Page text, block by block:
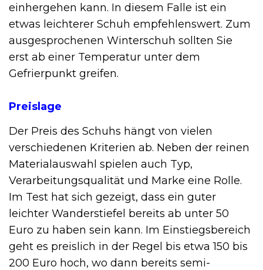
einhergehen kann. In diesem Falle ist ein
etwas leichterer Schuh empfehlenswert. Zum
ausgesprochenen Winterschuh sollten Sie
erst ab einer Temperatur unter dem
Gefrierpunkt greifen.
Preislage
Der Preis des Schuhs hängt von vielen
verschiedenen Kriterien ab. Neben der reinen
Materialauswahl spielen auch Typ,
Verarbeitungsqualität und Marke eine Rolle.
Im Test hat sich gezeigt, dass ein guter
leichter Wanderstiefel bereits ab unter 50
Euro zu haben sein kann. Im Einstiegsbereich
geht es preislich in der Regel bis etwa 150 bis
200 Euro hoch, wo dann bereits semi-